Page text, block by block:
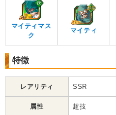
マイティマス
ク
マイティ
特徴
レアリティ SSR
属性 超技